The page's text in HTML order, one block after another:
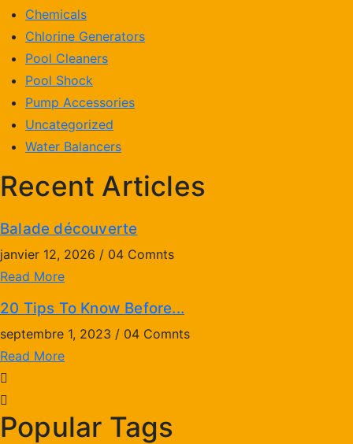
Chemicals
Chlorine Generators
Pool Cleaners
Pool Shock
Pump Accessories
Uncategorized
Water Balancers
Recent Articles
Balade découverte
janvier 12, 2026 / 04 Comnts
Read More
20 Tips To Know Before...
septembre 1, 2023 / 04 Comnts
Read More
Popular Tags